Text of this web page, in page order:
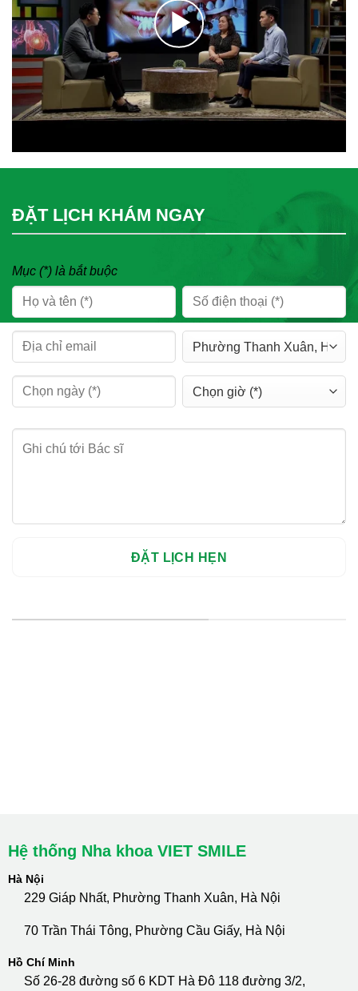
ĐẶT LỊCH KHÁM NGAY
Mục (*) là bắt buộc
Hệ thống Nha khoa VIET SMILE
Hà Nội
229 Giáp Nhất, Phường Thanh Xuân, Hà Nội
70 Trần Thái Tông, Phường Cầu Giấy, Hà Nội
Hồ Chí Minh
Số 26-28 đường số 6 KDT Hà Đô 118 đường 3/2,